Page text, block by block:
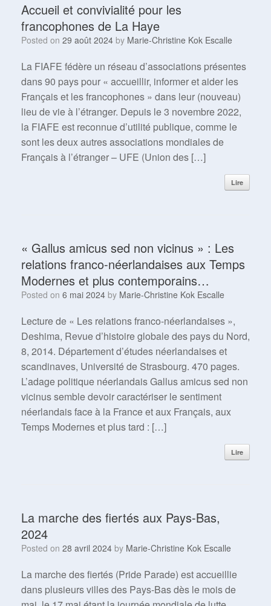
Accueil et convivialité pour les
francophones de La Haye
Posted on 29 août 2024 by Marie-Christine Kok Escalle
La FIAFE fédère un réseau d’associations présentes
dans 90 pays pour « accueillir, informer et aider les
Français et les francophones » dans leur (nouveau)
lieu de vie à l’étranger. Depuis le 3 novembre 2022,
la FIAFE est reconnue d’utilité publique, comme le
sont les deux autres associations mondiales de
Français à l’étranger – UFE (Union des […]
Lire
« Gallus amicus sed non vicinus » : Les
relations franco-néerlandaises aux Temps
Modernes et plus contemporains…
Posted on 6 mai 2024 by Marie-Christine Kok Escalle
Lecture de « Les relations franco-néerlandaises »,
Deshima, Revue d’histoire globale des pays du Nord,
8, 2014. Département d’études néerlandaises et
scandinaves, Université de Strasbourg. 470 pages.
L’adage politique néerlandais Gallus amicus sed non
vicinus semble devoir caractériser le sentiment
néerlandais face à la France et aux Français, aux
Temps Modernes et plus tard : […]
Lire
La marche des fiertés aux Pays-Bas,
2024
Posted on 28 avril 2024 by Marie-Christine Kok Escalle
La marche des fiertés (Pride Parade) est accueillie
dans plusieurs villes des Pays-Bas dès le mois de